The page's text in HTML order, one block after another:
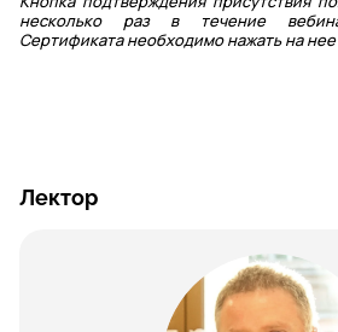
несколько раз в течение
Сертификата необходимо нажать на
Лектор